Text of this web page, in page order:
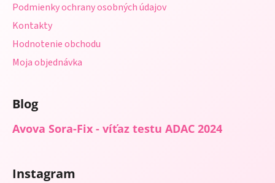
Podmienky ochrany osobných údajov
Kontakty
Hodnotenie obchodu
Moja objednávka
Blog
Avova Sora-Fix - víťaz testu ADAC 2024
Instagram